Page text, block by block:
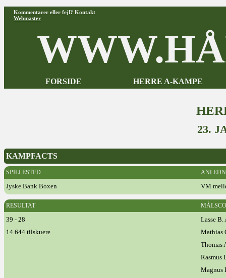
Kommentarer eller fejl? Kontakt
Webmaster
FORSIDE HERRE A-KAMPE
23.
KAMPFACTS
SPILLESTED
Jyske Bank Boxen VM
RESULTAT
39 - 28
Lasse B.
14.644 tilskuere
Mathias
Thomas
Rasmus
Magnus